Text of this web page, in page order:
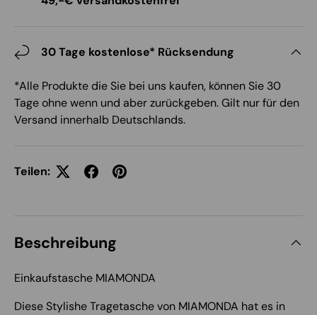
30 Tage kostenlose* Rücksendung
*Alle Produkte die Sie bei uns kaufen, können Sie 30
Tage ohne wenn und aber zurückgeben. Gilt nur für den
Versand innerhalb Deutschlands.
Teilen:
Beschreibung
Einkaufstasche MIAMONDA
Diese Stylishe Tragetasche von MIAMONDA hat es in